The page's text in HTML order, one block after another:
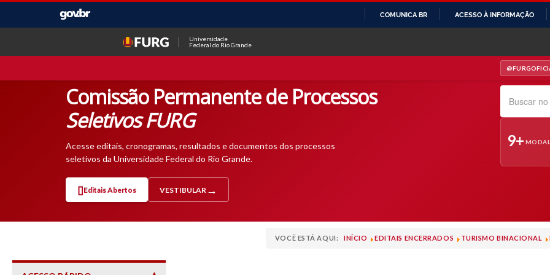
COMUNICA BR ACESSO À INFORMAÇÃO
Universidade
Federal do Rio Grande
—
Comissão Permanente de Processos
Seletivos FURG
Acesse editais, cronogramas, resultados e documentos dos processos
seletivos da Universidade Federal do Rio Grande.
Editais Abertos VESTIBULAR
— ABRE EM NOVA ABA
Pesquisar no
9+
VOCÊ ESTÁ AQUI: INÍCIO EDITAIS ENCERRADOS TURISMO BINACIONAL